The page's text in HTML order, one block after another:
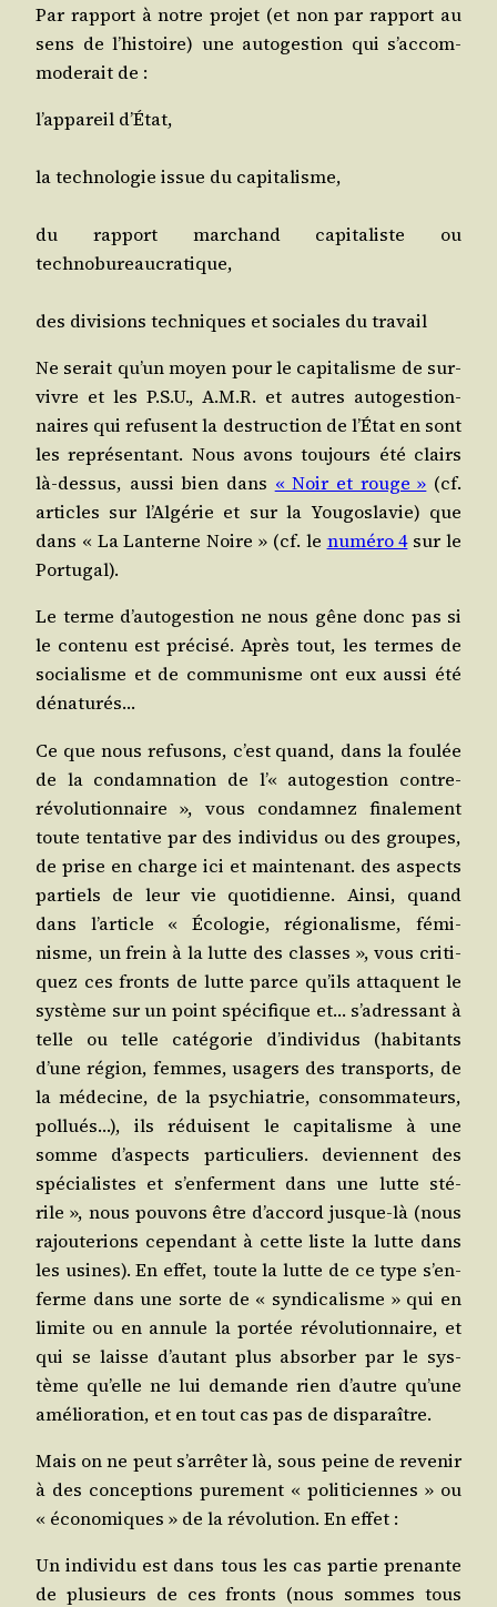
Par rap­port à notre pro­jet (et non par rap­port au
sens de l’his­toire) une auto­ges­tion qui s’ac­com­
mo­de­rait de :
l’ap­pa­reil d’État,
la tech­no­lo­gie issue du capitalisme,
du rap­port mar­chand capi­ta­liste ou
technobureaucratique,
des divi­sions tech­niques et sociales du travail
Ne serait qu’un moyen pour le capi­ta­lisme de sur­
vivre et les P.S.U., A.M.R. et autres auto­ges­tion­
naires qui refusent la des­truc­tion de l’É­tat en sont
les repré­sen­tant. Nous avons tou­jours été clairs
là-des­sus, aus­si bien dans « Noir et rouge » (cf.
articles sur l’Al­gé­rie et sur la You­go­sla­vie) que
dans « La Lan­terne Noire » (cf. le numé­ro 4sur le
Portugal).
Le terme d’au­to­ges­tion ne nous gêne donc pas si
le conte­nu est pré­ci­sé. Après tout, les termes de
socia­lisme et de com­mu­nisme ont eux aus­si été
dénaturés…
Ce que nous refu­sons, c’est quand, dans la fou­lée
de la condam­na­tion de l’« auto­ges­tion contre-
révo­lu­tion­naire », vous condam­nez fina­le­ment
toute ten­ta­tive par des indi­vi­dus ou des groupes,
de prise en charge ici et main­te­nant. des aspects
par­tiels de leur vie quo­ti­dienne. Ain­si, quand
dans l’ar­ticle « Éco­lo­gie, régio­na­lisme, fémi­
nisme, un frein à la lutte des classes », vous cri­ti­
quez ces fronts de lutte parce qu’ils attaquent le
sys­tème sur un point spé­ci­fique et… s’a­dres­sant à
telle ou telle caté­go­rie d’in­di­vi­dus (habi­tants
d’une région, femmes, usa­gers des trans­ports, de
la méde­cine, de la psy­chia­trie, consom­ma­teurs,
pol­lués…), ils réduisent le capi­ta­lisme à une
somme d’as­pects par­ti­cu­liers. deviennent des
spé­cia­listes et s’en­ferment dans une lutte sté­
rile », nous pou­vons être d’ac­cord jusque-là (nous
rajou­te­rions cepen­dant à cette liste la lutte dans
les usines). En effet, toute la lutte de ce type s’en­
ferme dans une sorte de « syn­di­ca­lisme » qui en
limite ou en annule la por­tée révo­lu­tion­naire, et
qui se laisse d’au­tant plus absor­ber par le sys­
tème qu’elle ne lui demande rien d’autre qu’une
amé­lio­ra­tion, et en tout cas pas de disparaître.
Mais on ne peut s’ar­rê­ter là, sous peine de reve­nir
à des concep­tions pure­ment « poli­ti­ciennes » ou
« éco­no­miques » de la révo­lu­tion. En effet :
Un indi­vi­du est dans tous les cas par­tie pre­nante
de plu­sieurs de ces fronts (nous sommes tous